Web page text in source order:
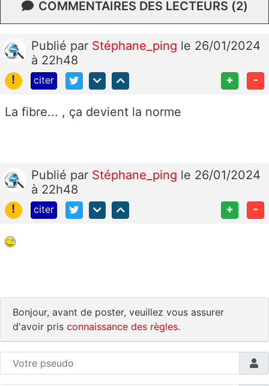
COMMENTAIRES DES LECTEURS (2)
Publié par Stéphane_ping le 26/01/2024
à 22h48
!
citer + -
La fibre... , ça devient la norme
Publié par Stéphane_ping le 26/01/2024
à 22h48
!
citer + -
Bonjour, avant de poster, veuillez vous assurer
d'avoir pris connaissance des règles.